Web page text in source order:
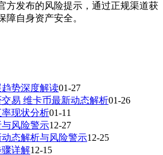
方发布的风险提示，通过正规渠道获
障自身资产安全。
势深度解读01-27
易 维卡币最新动态解析01-26
现状分析01-11
风险警示12-27
态解析与风险警示12-25
详解12-15